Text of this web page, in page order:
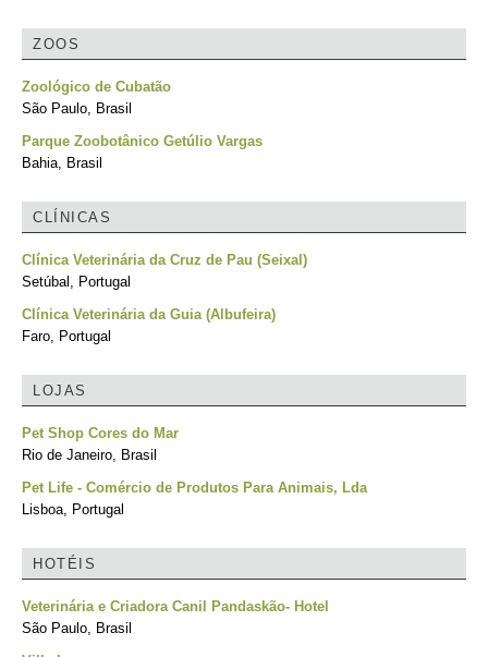
ZOOS
Zoológico de Cubatão
São Paulo, Brasil
Parque Zoobotânico Getúlio Vargas
Bahia, Brasil
CLÍNICAS
Clínica Veterinária da Cruz de Pau (Seixal)
Setúbal, Portugal
Clínica Veterinária da Guia (Albufeira)
Faro, Portugal
LOJAS
Pet Shop Cores do Mar
Rio de Janeiro, Brasil
Pet Life - Comércio de Produtos Para Animais, Lda
Lisboa, Portugal
HOTÉIS
Veterinária e Criadora Canil Pandaskão- Hotel
São Paulo, Brasil